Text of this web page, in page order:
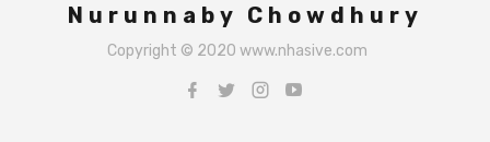
Nurunnaby Chowdhury
Copyright © 2020 www.nhasive.com